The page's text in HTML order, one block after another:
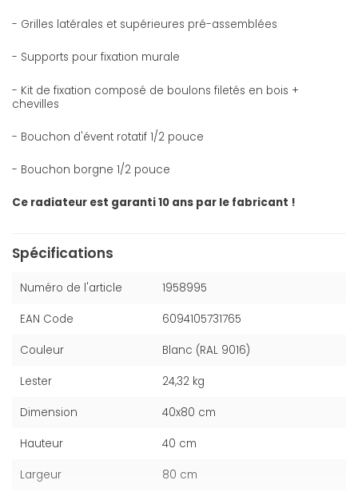
- Grilles latérales et supérieures pré-assemblées
- Supports pour fixation murale
- Kit de fixation composé de boulons filetés en bois +
chevilles
- Bouchon d'évent rotatif 1/2 pouce
- Bouchon borgne 1/2 pouce
Ce radiateur est garanti 10 ans par le fabricant !
Spécifications
Numéro de l'article 1958995
EAN Code 6094105731765
Couleur Blanc (RAL 9016)
Lester 24,32 kg
Dimension 40x80 cm
Hauteur 40 cm
Largeur 80 cm